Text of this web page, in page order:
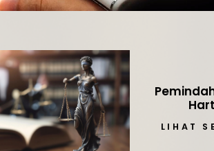
LIHAT